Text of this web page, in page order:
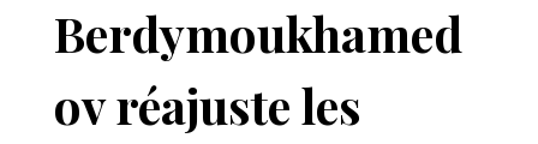
Berdymoukhamed
ov réajuste les